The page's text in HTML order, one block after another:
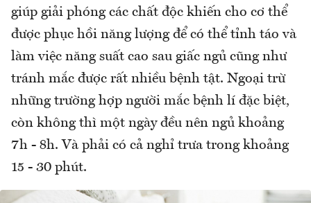
giúp giải phóng các chất độc khiến cho cơ thể
được phục hồi năng lượng để có thể tỉnh táo và
làm việc năng suất cao sau giấc ngủ cũng như
tránh mắc được rất nhiều bệnh tật. Ngoại trừ
những trường hợp người mắc bệnh lí đặc biệt,
còn không thì một ngày đều nên ngủ khoảng
7h - 8h. Và phải có cả nghỉ trưa trong khoảng
15 - 30 phút.